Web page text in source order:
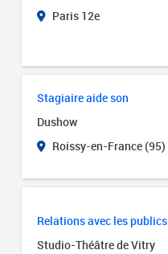
Paris 12e
Stagiaire aide son
Dushow
Roissy-en-France (95)
Relations avec les publics
Studio-Théâtre de Vitry